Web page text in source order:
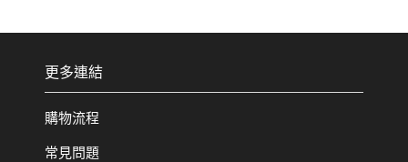
更多連結
購物流程
常見問題